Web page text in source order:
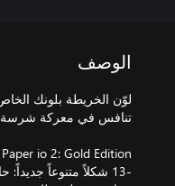
الوصف
-13 شكلاً متنوعاً